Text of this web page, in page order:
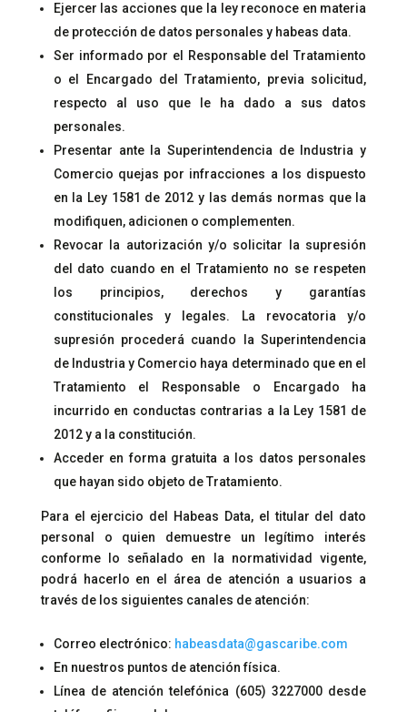
Ejercer las acciones que la ley reconoce en materia
de protección de datos personales y habeas data.
Ser informado por el Responsable del Tratamiento
o el Encargado del Tratamiento, previa solicitud,
respecto al uso que le ha dado a sus datos
personales.
Presentar ante la Superintendencia de Industria y
Comercio quejas por infracciones a los dispuesto
en la Ley 1581 de 2012 y las demás normas que la
modifiquen, adicionen o complementen.
Revocar la autorización y/o solicitar la supresión
del dato cuando en el Tratamiento no se respeten
los principios, derechos y garantías
constitucionales y legales. La revocatoria y/o
supresión procederá cuando la Superintendencia
de Industria y Comercio haya determinado que en el
Tratamiento el Responsable o Encargado ha
incurrido en conductas contrarias a la Ley 1581 de
2012 y a la constitución.
Acceder en forma gratuita a los datos personales
que hayan sido objeto de Tratamiento.
Para el ejercicio del Habeas Data, el titular del dato
personal o quien demuestre un legítimo interés
conforme lo señalado en la normatividad vigente,
podrá hacerlo en el área de atención a usuarios a
través de los siguientes canales de atención:
Correo electrónico: habeasdata@gascaribe.com
En nuestros puntos de atención física.
Línea de atención telefónica (605) 3227000 desde